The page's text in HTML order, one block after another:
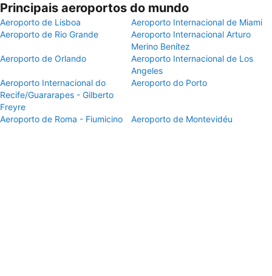
Principais aeroportos do mundo
Aeroporto de Lisboa
Aeroporto Internacional de Miami
Aeroporto de Rio Grande
Aeroporto Internacional Arturo
Merino Benítez
Aeroporto de Orlando
Aeroporto Internacional de Los
Angeles
Aeroporto Internacional do
Recife/Guararapes - Gilberto
Freyre
Aeroporto do Porto
Aeroporto de Roma - Fiumicino Aeroporto de Montevidéu